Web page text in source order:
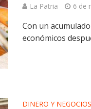
La Patria 6 de
Con un
económicos
DINERO Y NEGOCIOS